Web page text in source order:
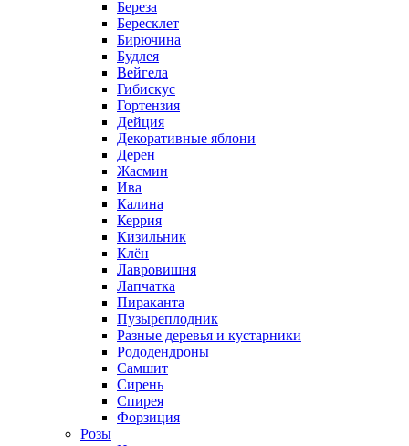
Береза
Бересклет
Бирючина
Будлея
Вейгела
Гибискус
Гортензия
Дейция
Декоративные яблони
Дерен
Жасмин
Ива
Калина
Керрия
Кизильник
Клён
Лавровишня
Лапчатка
Пираканта
Пузыреплодник
Разные деревья и кустарники
Рододендроны
Самшит
Сирень
Спирея
Форзиция
Розы